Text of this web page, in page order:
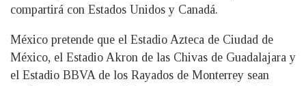
compartirá con Estados Unidos y Canadá.
México pretende que el Estadio Azteca de Ciudad de
México, el Estadio Akron de las Chivas de Guadalajara y
el Estadio BBVA de los Rayados de Monterrey sean